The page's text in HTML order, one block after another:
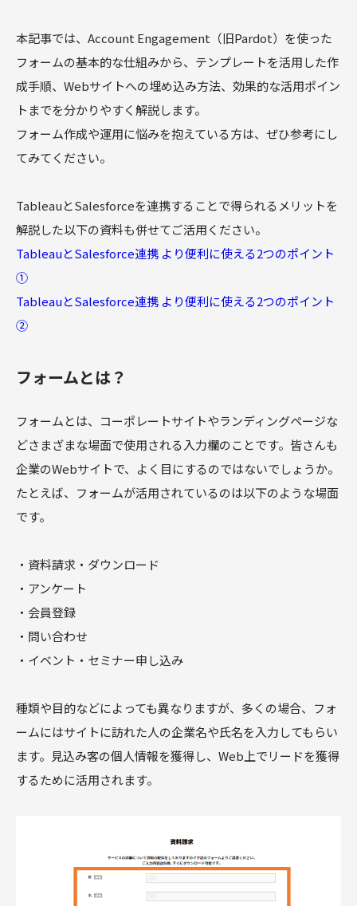
本記事では、Account Engagement（旧Pardot）を使った
フォームの基本的な仕組みから、テンプレートを活用した作
成手順、Webサイトへの埋め込み方法、効果的な活用ポイン
トまでを分かりやすく解説します。
フォーム作成や運用に悩みを抱えている方は、ぜひ参考にし
てみてください。
TableauとSalesforceを連携することで得られるメリットを
解説した以下の資料も併せてご活用ください。
TableauとSalesforce連携 より便利に使える2つのポイント
①
TableauとSalesforce連携 より便利に使える2つのポイント
②
フォームとは？
フォームとは、コーポレートサイトやランディングページな
どさまざまな場面で使用される入力欄のことです。皆さんも
企業のWebサイトで、よく目にするのではないでしょうか。
たとえば、フォームが活用されているのは以下のような場面
です。
・資料請求・ダウンロード
・アンケート
・会員登録
・問い合わせ
・イベント・セミナー申し込み
種類や目的などによっても異なりますが、多くの場合、フォ
ームにはサイトに訪れた人の企業名や氏名を入力してもらい
ます。見込み客の個人情報を獲得し、Web上でリードを獲得
するために活用されます。